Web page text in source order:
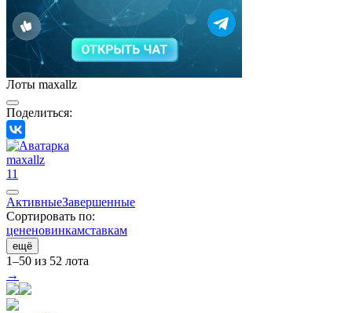
Лоты maxallz
Поделиться:
maxallz
11
АктивныеЗавершенные
Сортировать по:
цененовинкамставкам
ещё
1–50 из 52 лота
→